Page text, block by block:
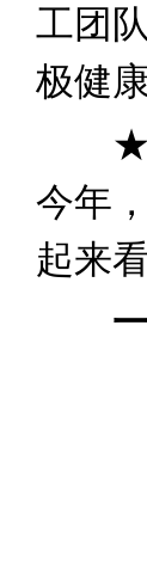
工团
极健
★秋
今年
起来